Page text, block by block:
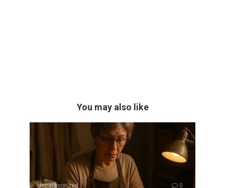
You may also like
Uncategorized 0